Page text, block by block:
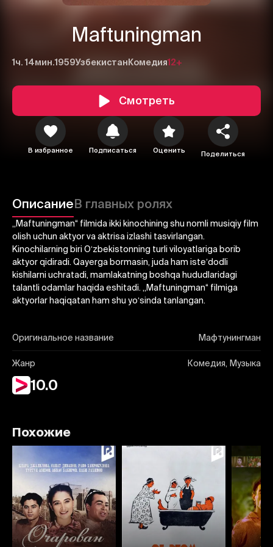
Maftuningman
1ч. 14мин.1959Узбекистан Комедия12+
Смотреть
В избранное Подписаться Оценить Поделиться
ОписаниеВ главных ролях
„Maftuningman“ filmida ikki kinochining shu nomli musiqiy film
olish uchun aktyor va aktrisa izlashi tasvirlangan.
Kinochilarning biri Oʻzbekistonning turli viloyatlariga borib
aktyor qidiradi. Qayerga bormasin, juda ham isteʼdodli
kishilarni uchratadi, mamlakatning boshqa hududlaridagi
talantli odamlar haqida eshitadi. „Maftuningman“ filmiga
aktyorlar haqiqatan ham shu yoʻsinda tanlangan.
Оригинальное название Мафтунингман
Жанр Комедия, Музыка
10.0
3
Отправить
Похожие